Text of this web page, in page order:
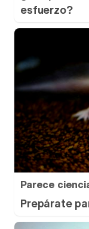
esfuerzo?
Parece
Prepárate